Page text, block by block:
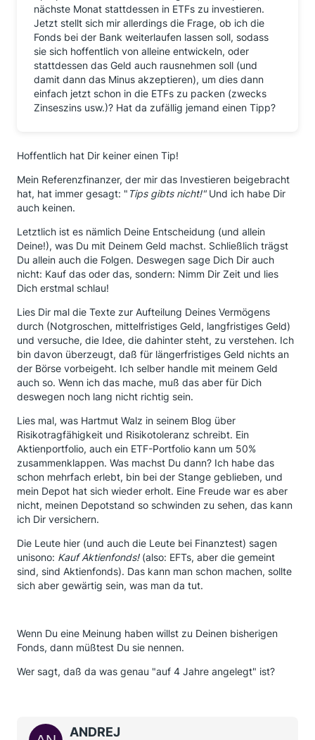
nächste Monat stattdessen in ETFs zu investieren.
Jetzt stellt sich mir allerdings die Frage, ob ich die
Fonds bei der Bank weiterlaufen lassen soll, sodass
sie sich hoffentlich von alleine entwickeln, oder
stattdessen das Geld auch rausnehmen soll (und
damit dann das Minus akzeptieren), um dies dann
einfach jetzt schon in die ETFs zu packen (zwecks
Zinseszins usw.)? Hat da zufällig jemand einen Tipp?
Hoffentlich hat Dir keiner einen Tip!
Mein Referenzfinanzer, der mir das Investieren beigebracht
hat, hat immer gesagt: " Tips gibts nicht!" Und ich habe Dir
auch keinen.
Letztlich ist es nämlich Deine Entscheidung (und allein
Deine!), was Du mit Deinem Geld machst. Schließlich trägst
Du allein auch die Folgen. Deswegen sage Dich Dir auch
nicht: Kauf das oder das, sondern: Nimm Dir Zeit und lies
Dich erstmal schlau!
Lies Dir mal die Texte zur Aufteilung Deines Vermögens
durch (Notgroschen, mittelfristiges Geld, langfristiges Geld)
und versuche, die Idee, die dahinter steht, zu verstehen. Ich
bin davon überzeugt, daß für längerfristiges Geld nichts an
der Börse vorbeigeht. Ich selber handle mit meinem Geld
auch so. Wenn ich das mache, muß das aber für Dich
deswegen noch lang nicht richtig sein.
Lies mal, was Hartmut Walz in seinem Blog über
Risikotragfähigkeit und Risikotoleranz schreibt. Ein
Aktienportfolio, auch ein ETF-Portfolio kann um 50%
zusammenklappen. Was machst Du dann? Ich habe das
schon mehrfach erlebt, bin bei der Stange geblieben, und
mein Depot hat sich wieder erholt. Eine Freude war es aber
nicht, meinen Depotstand so schwinden zu sehen, das kann
ich Dir versichern.
Die Leute hier (und auch die Leute bei Finanztest) sagen
unisono: Kauf Aktienfonds!(also: EFTs, aber die gemeint
sind, sind Aktienfonds). Das kann man schon machen, sollte
sich aber gewärtig sein, was man da tut.
Wenn Du eine Meinung haben willst zu Deinen bisherigen
Fonds, dann müßtest Du sie nennen.
Wer sagt, daß da was genau "auf 4 Jahre angelegt" ist?
ANDREJ